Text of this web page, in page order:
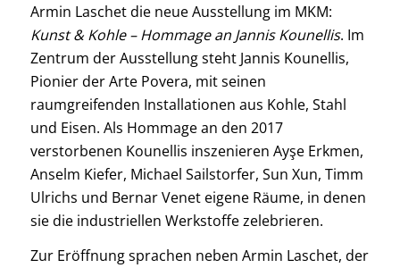
Armin Laschet die neue Ausstellung im MKM:
Kunst & Kohle – Hommage an Jannis Kounellis. Im
Zentrum der Ausstellung steht Jannis Kounellis,
Pionier der Arte Povera, mit seinen
raumgreifenden Installationen aus Kohle, Stahl
und Eisen. Als Hommage an den 2017
verstorbenen Kounellis inszenieren Ayşe Erkmen,
Anselm Kiefer, Michael Sailstorfer, Sun Xun, Timm
Ulrichs und Bernar Venet eigene Räume, in denen
sie die industriellen Werkstoffe zelebrieren.
Zur Eröffnung sprachen neben Armin Laschet, der